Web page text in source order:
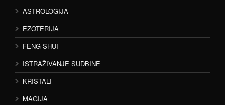
ASTROLOGIJA
EZOTERIJA
FENG SHUI
ISTRAŽIVANJE SUDBINE
KRISTALI
MAGIJA